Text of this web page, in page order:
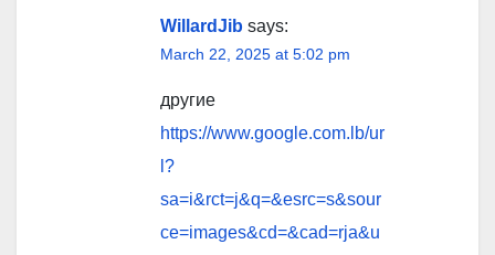
WillardJib says:
March 22, 2025 at 5:02 pm
другие
https://www.google.com.lb/ur
l?
sa=i&rct=j&q=&esrc=s&sour
ce=images&cd=&cad=rja&u